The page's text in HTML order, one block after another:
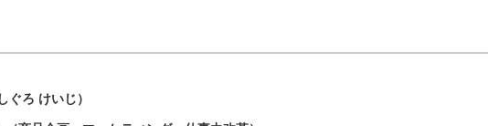
ぐろ けいじ）